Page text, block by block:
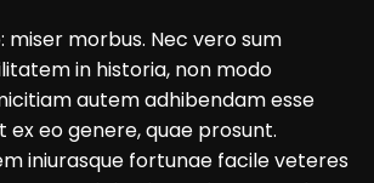
miser morbus. Nec vero sum
in historia, non modo
autem adhibendam esse
ex eo genere, quae prosunt.
iniurasque fortunae facile veteres